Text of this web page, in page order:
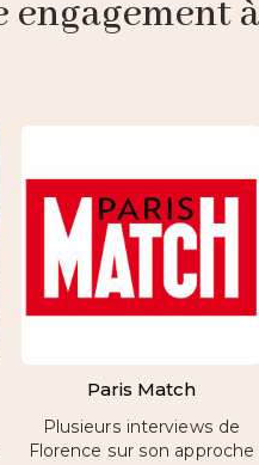
engagement
Paris Match
Plusieurs interviews de
Florence sur son approche